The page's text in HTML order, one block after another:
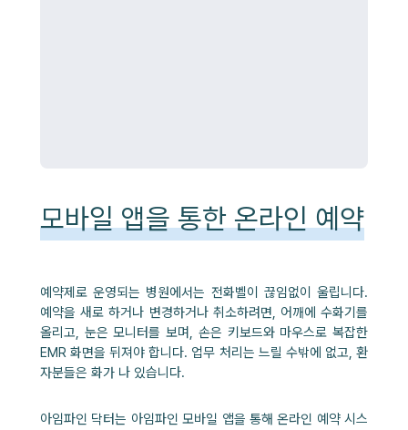
모바일 앱을 통한 온라인 예약
예약제로 운영되는 병원에서는 전화벨이 끊임없이 울립니다.
예약을 새로 하거나 변경하거나 취소하려면, 어깨에 수화기를
올리고, 눈은 모니터를 보며, 손은 키보드와 마우스로 복잡한
EMR 화면을 뒤져야 합니다. 업무 처리는 느릴 수밖에 없고, 환
자분들은 화가 나 있습니다.
아임파인 닥터는 아임파인 모바일 앱을 통해 온라인 예약 시스